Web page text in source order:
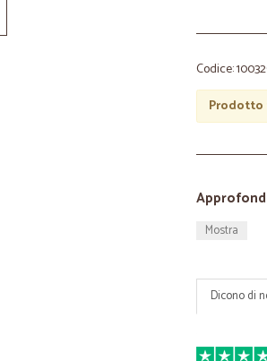
Codice:
Prodotto
Mostra
Dicono di